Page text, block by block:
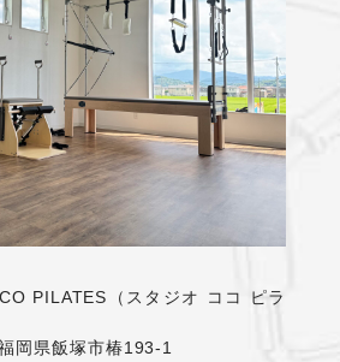
PILATES（スタジオ ココ ピラ
岡県飯塚市椿193-1